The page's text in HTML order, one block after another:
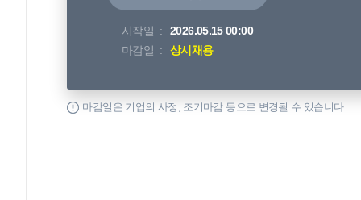
시작일
2026.05.15 00:00
마감일
상시채용
마감일은 기업의 사정, 조기마감 등으로 변경될 수 있습니다.